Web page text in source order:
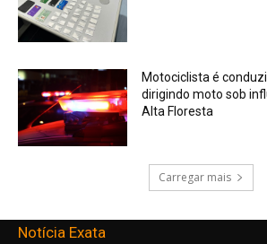
Motociclista é
dirigindo moto sob
Alta Floresta
Carregar mais
Notícia Exata